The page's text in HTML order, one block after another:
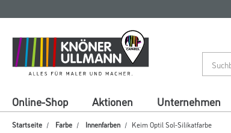
springen
springen
Online-Shop Aktionen Unternehmen
Startseite Farbe Innenfarben Keim Optil Sol-Silikatfarbe